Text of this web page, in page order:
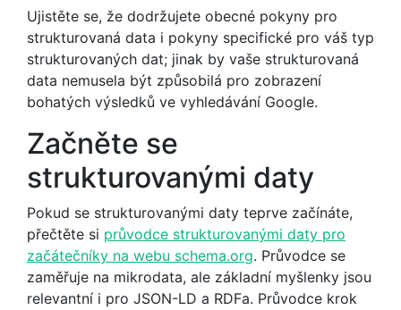
Ujistěte se, že dodržujete obecné pokyny pro
strukturovaná data i pokyny specifické pro váš typ
strukturovaných dat; jinak by vaše strukturovaná
data nemusela být způsobilá pro zobrazení
bohatých výsledků ve vyhledávání Google.
Začněte se
strukturovanými daty
Pokud se strukturovanými daty teprve začínáte,
přečtěte si průvodce strukturovanými daty pro
začátečníky na webu schema.org. Průvodce se
zaměřuje na mikrodata, ale základní myšlenky jsou
relevantní i pro JSON-LD a RDFa. Průvodce krok